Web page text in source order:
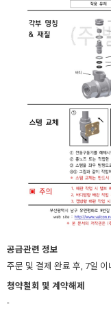
공급관련 정보
주문 및 결제 완료 후, 7일
청약철회 및 계약해제
-